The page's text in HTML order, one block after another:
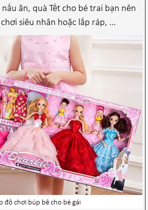
ăn, quà Tết cho bé trai bạn nên
siêu nhân hoặc lắp ráp, …
đồ chơi búp bê cho bé gái